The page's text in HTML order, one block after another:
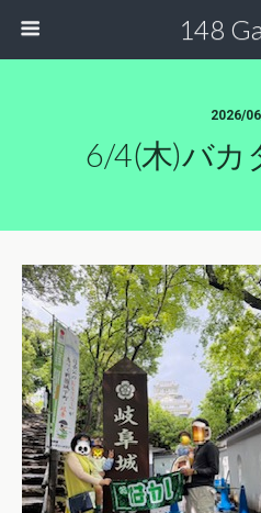
148
2026/
6/4(木)バカ